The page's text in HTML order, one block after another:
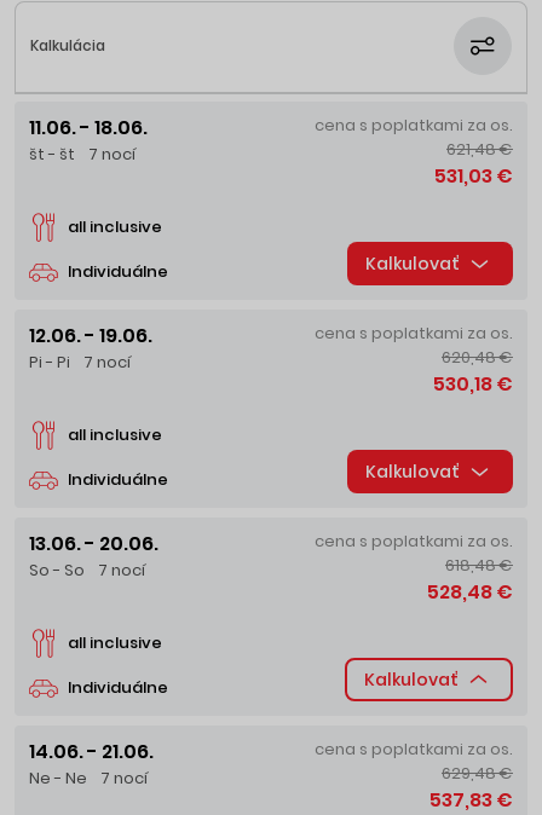
Kalkulácia
11.06. - 18.06.
št - št 7 nocí
Individuálne
all inclusive
cena s poplatkami za os.
621,48 €
531,03 €
Kalkulovať
12.06. - 19.06.
Pi - Pi 7 nocí
Individuálne
all inclusive
cena s poplatkami za os.
620,48 €
530,18 €
Kalkulovať
13.06. - 20.06.
So - So 7 nocí
Individuálne
all inclusive
cena s poplatkami za os.
618,48 €
528,48 €
Kalkulovať
14.06. - 21.06.
Ne - Ne 7 nocí
cena s poplatkami za os.
629,48 €
537,83 €